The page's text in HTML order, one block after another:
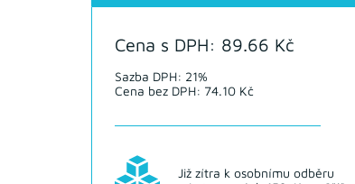
Cena s DPH: 89.66 Kč
Sazba DPH: 21%
Cena bez DPH: 74.10 Kč
Již zítra k osobnímu odběru